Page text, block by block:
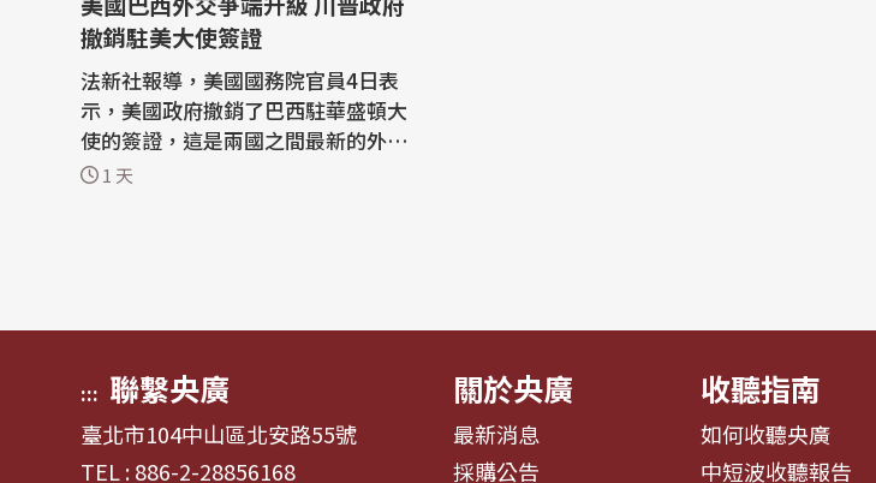
撤銷駐美大使簽證
法新社報導，美國國務院官員4日表
示，美國政府撤銷了巴西駐華盛頓大
使的簽證，這是兩國之間最新的外交
爭端。 根據這名美國官員，華盛頓撤
1 天
::: 聯繫央廣
臺北市104中山區北安路55號
TEL : 886-2-28856168
關於央廣
最新消息
採購公告
收聽指南
如何收聽央廣
中短波收聽報告